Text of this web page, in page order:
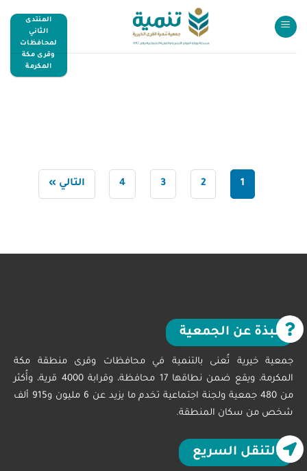
المنتدى
الثاني
لمحافظات
وقرى مكة
المكرمة
1
2
3
4 التالي »
نبذة عن الجمعية
جمعية خيرية تُعنى بالتنمية في محافظات وقرى منطقة مكة
المكرمة، ويقع ضمن نطاقها 17 محافظة، وقرابة 4000 قرية، وأُكثر
من 480 جمعية ولجنة اجتماعية تخدم ما يزيد عن 6 مليون و915 ألف
شخص من سكان المنطقة.
التنقل السريع